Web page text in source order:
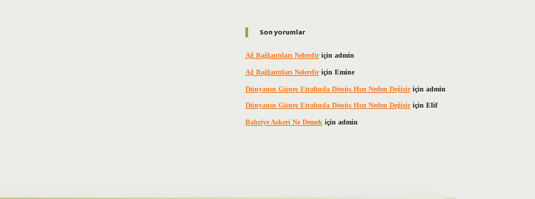
Son yorumlar
Ağ Bağlantıları Nelerdiriçin admin
Ağ Bağlantıları Nelerdiriçin Emine
Dünyanın Güneş Etrafında Dönüş Hızı Neden Değişiriçin admin
Dünyanın Güneş Etrafında Dönüş Hızı Neden Değişiriçin Elif
Bahriye Askeri Ne Demek için admin